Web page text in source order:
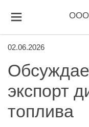
ООО
02.06.2026
экспорт
топлива